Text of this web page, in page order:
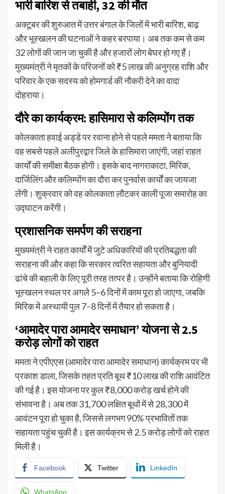
भारी बारिश से तबाही, 32 की मौत
अक्टूबर की शुरुआत में उत्तर बंगाल के जिलों में भारी बारिश, बाढ़
और भूस्खलन की घटनाओं ने कहर बरपाया। अब तक कम से कम
32 लोगों की जान जा चुकी है और हजारों लोग बेघर हो गए हैं।
मुख्यमंत्री ने मृतकों के परिजनों को ₹5 लाख की अनुग्रह राशि और
परिवार के एक सदस्य को होमगार्ड की नौकरी देने का वादा
दोहराया।
दौरे का कार्यक्रम: हासिमारा से कलिम्पोंग तक
कोलकाता हवाई अड्डे पर रवाना होने से पहले ममता ने बताया कि
वह सबसे पहले अलीपुरद्वार जिले के हासिमारा जाएंगी, जहां राहत
कार्यों की समीक्षा बैठक होगी। इसके बाद नागराकाटा, मिरिक,
दार्जिलिंग और कलिम्पोंग का दौरा कर पुनर्वास कार्यों का जायजा
लेंगी। शुक्रवार को वह कोलकाता लौटकर काली पूजा समारोह का
उद्घाटन करेंगी।
प्रशासनिक समर्पण की सराहना
मुख्यमंत्री ने राहत कार्यों में जुटे अधिकारियों की प्रतिबद्धता की
सराहना की और कहा कि सरकार त्वरित सहायता और बुनियादी
ढांचे की बहाली के लिए पूरी तरह तत्पर है। उन्होंने बताया कि रोहिणी
भूस्खलन स्थल पर अगले 5–6 दिनों में काम पूरा हो जाएगा, जबकि
मिरिक में अस्थायी पुल 7–8 दिनों में तैयार हो सकता है।
‘आमादेर पारा आमादेर समाधान’ योजना से 2.5
करोड़ लोगों को राहत
ममता ने एपीएएस (आमादेर पारा आमादेर समाधान) कार्यक्रम पर भी
प्रकाश डाला, जिसके तहत प्रति बूथ ₹10 लाख की राशि आवंटित
की गई है। इस योजना पर कुल ₹8,000 करोड़ खर्च होने की
संभावना है। अब तक 31,700 लक्षित बूथों में से 28,300 में
आवंटन पूरा हो चुका है, जिससे लगभग 90% प्रभावितों तक
सहायता पहुंच चुकी है। इस कार्यक्रम से 2.5 करोड़ लोगों को राहत
मिली है।
Facebook Twitter LinkedIn
WhatsApp